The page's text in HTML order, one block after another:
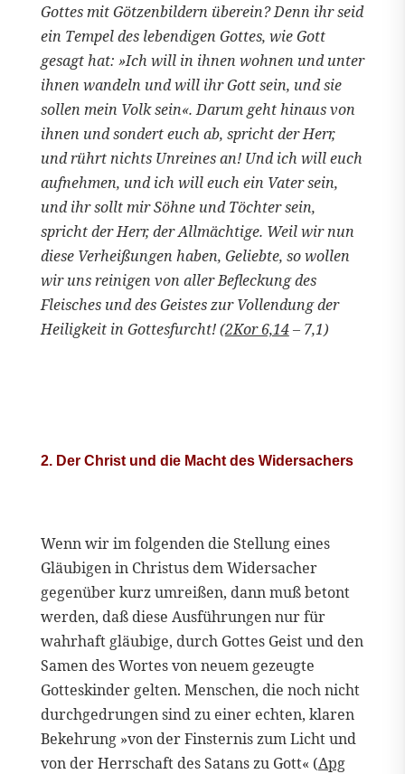
Gottes mit Götzenbildern überein? Denn ihr seid
ein Tempel des lebendigen Gottes, wie Gott
gesagt hat: »Ich will in ihnen wohnen und unter
ihnen wandeln und will ihr Gott sein, und sie
sollen mein Volk sein«. Darum geht hinaus von
ihnen und sondert euch ab, spricht der Herr,
und rührt nichts Unreines an! Und ich will euch
aufnehmen, und ich will euch ein Vater sein,
und ihr sollt mir Söhne und Töchter sein,
spricht der Herr, der Allmächtige. Weil wir nun
diese Verheißungen haben, Geliebte, so wollen
wir uns reinigen von aller Befleckung des
Fleisches und des Geistes zur Vollendung der
Heiligkeit in Gottesfurcht! (2Kor 6,14– 7,1)
2. Der Christ und die Macht des Widersachers
Wenn wir im folgenden die Stellung eines
Gläubigen in Christus dem Widersacher
gegenüber kurz umreißen, dann muß betont
werden, daß diese Ausführungen nur für
wahrhaft gläubige, durch Gottes Geist und den
Samen des Wortes von neuem gezeugte
Gotteskinder gelten. Menschen, die noch nicht
durchgedrungen sind zu einer echten, klaren
Bekehrung »von der Finsternis zum Licht und
von der Herrschaft des Satans zu Gott« (Apg